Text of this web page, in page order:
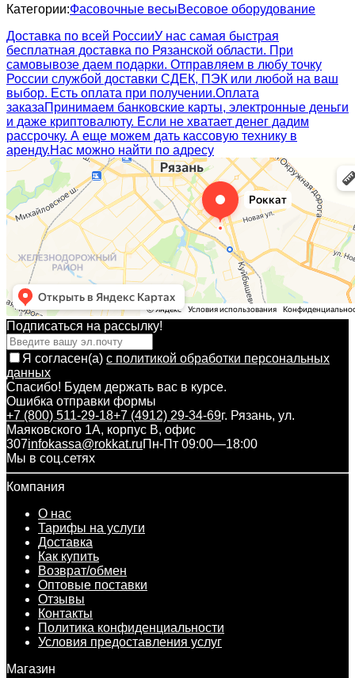
Категории:Фасовочные весыВесовое оборудование
Доставка по всей РоссииУ нас самая быстрая
бесплатная доставка по Рязанской области. При
самовывозе даем подарки. Отправляем в любу точку
России службой доставки СДЕК, ПЭК или любой на ваш
выбор. Есть оплата при получении.Оплата
заказаПринимаем банковские карты, электронные деньги
и даже криптовалюту. Если не хватает денег дадим
рассрочку. А еще можем дать кассовую технику в
аренду.Нас можно найти по адресу
Подписаться на рассылкy!
Я согласен(a) с политикой обработки персональных
данных
Спасибо! Будем держать вас в курсе.
Ошибка отправки формы
+7 (800) 511-29-18+7 (4912) 29-34-69г. Рязань, ул.
Маяковского 1А, корпус B, офис
307infokassa@rokkat.ruПн-Пт 09:00—18:00
Мы в соц.сетях
Компания
О нас
Тарифы на услуги
Доставка
Как купить
Возврат/обмен
Оптовые поставки
Отзывы
Контакты
Политика конфиденциальности
Условия предоставления услуг
Магазин